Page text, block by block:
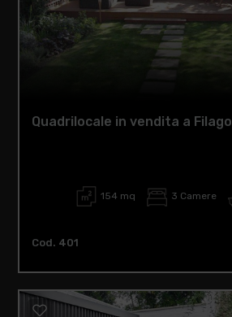
Quadrilocale in vendita a Filago
154 mq 3 Camere
Cod. 401